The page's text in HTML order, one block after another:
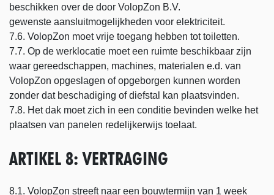
beschikken over de door VolopZon B.V.
gewenste aansluitmogelijkheden voor elektriciteit.
7.6. VolopZon moet vrije toegang hebben tot toiletten.
7.7. Op de werklocatie moet een ruimte beschikbaar zijn
waar gereedschappen, machines, materialen e.d. van
VolopZon opgeslagen of opgeborgen kunnen worden
zonder dat beschadiging of diefstal kan plaatsvinden.
7.8. Het dak moet zich in een conditie bevinden welke het
plaatsen van panelen redelijkerwijs toelaat.
ARTIKEL 8: VERTRAGING
8.1. VolopZon streeft naar een bouwtermijn van 1 week